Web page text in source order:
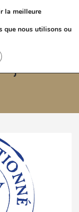
juillet
la meilleure
que nous utilisons ou